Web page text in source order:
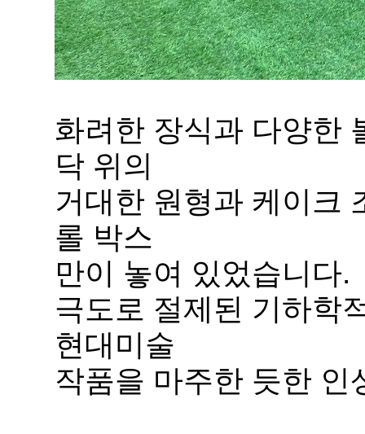
화려한 장식과 다양한
닥 위의
거대한 원형과 케이크
롤 박스
만이 놓여 있었습니다.
극도로 절제된 기하학
현대미술
작품을 마주한 듯한 인